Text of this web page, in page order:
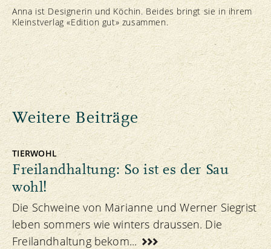
Anna ist Designerin und Köchin. Beides bringt sie in ihrem
Kleinstverlag «Edition gut» zusammen.
Weitere Beiträge
TIERWOHL
Freilandhaltung: So ist es der Sau
wohl!
Die Schweine von Marianne und Werner Siegrist
leben sommers wie winters draussen. Die
Freilandhaltung bekom...